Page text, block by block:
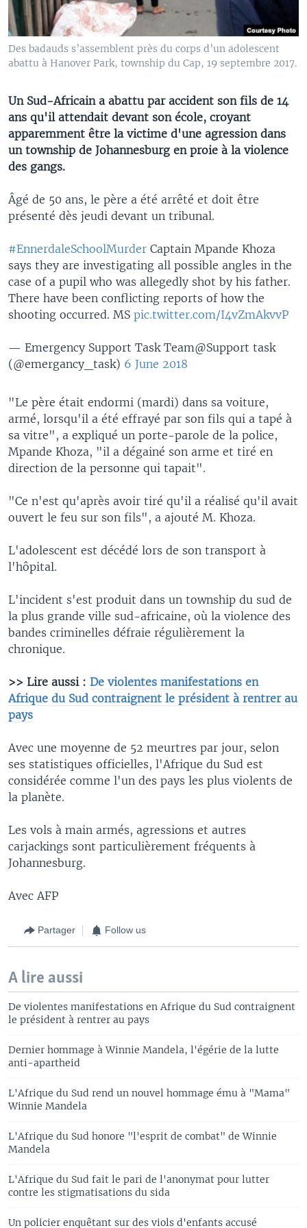
Des badauds s’assemblent près du corps d’un adolescent
abattu à Hanover Park, township du Cap, 19 septembre 2017.
Un Sud-Africain a abattu par accident son fils de 14
ans qu'il attendait devant son école, croyant
apparemment être la victime d'une agression dans
un township de Johannesburg en proie à la violence
des gangs.
Âgé de 50 ans, le père a été arrêté et doit être
présenté dès jeudi devant un tribunal.
#EnnerdaleSchoolMurder Captain Mpande Khoza
says they are investigating all possible angles in the
case of a pupil who was allegedly shot by his father.
There have been conflicting reports of how the
shooting occurred. MS pic.twitter.com/I4vZmAkvvP
— Emergency Support Task Team@Support task
(@emergancy_task) 6 June 2018
"Le père était endormi (mardi) dans sa voiture,
armé, lorsqu'il a été effrayé par son fils qui a tapé à
sa vitre", a expliqué un porte-parole de la police,
Mpande Khoza, "il a dégainé son arme et tiré en
direction de la personne qui tapait".
"Ce n'est qu'après avoir tiré qu'il a réalisé qu'il avait
ouvert le feu sur son fils", a ajouté M. Khoza.
L'adolescent est décédé lors de son transport à
l'hôpital.
L'incident s'est produit dans un township du sud de
la plus grande ville sud-africaine, où la violence des
bandes criminelles défraie régulièrement la
chronique.
>> Lire aussi : De violentes manifestations en
Afrique du Sud contraignent le président à rentrer au
pays
Avec une moyenne de 52 meurtres par jour, selon
ses statistiques officielles, l'Afrique du Sud est
considérée comme l'un des pays les plus violents de
la planète.
Les vols à main armés, agressions et autres
carjackings sont particulièrement fréquents à
Johannesburg.
Avec AFP
Partager Follow us
A lire aussi
De violentes manifestations en Afrique du Sud contraignent
le président à rentrer au pays
Dernier hommage à Winnie Mandela, l'égérie de la lutte
anti-apartheid
L'Afrique du Sud rend un nouvel hommage ému à "Mama"
Winnie Mandela
L'Afrique du Sud honore "l'esprit de combat" de Winnie
Mandela
L'Afrique du Sud fait le pari de l'anonymat pour lutter
contre les stigmatisations du sida
Un policier enquêtant sur des viols d'enfants accusé